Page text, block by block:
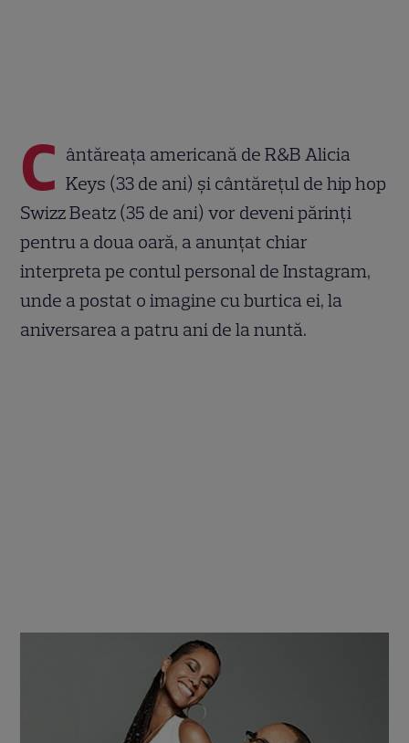
C ântăreaţa americană de R&B Alicia
Keys (33 de ani) şi cântăreţul de hip hop
Swizz Beatz (35 de ani) vor deveni părinţi
pentru a doua oară, a anunţat chiar
interpreta pe contul personal de Instagram,
unde a postat o imagine cu burtica ei, la
aniversarea a patru ani de la nuntă.